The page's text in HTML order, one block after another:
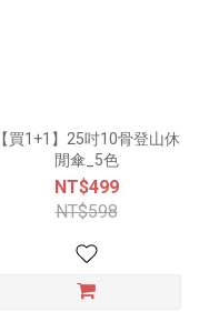
【買1+1】25吋10骨登山休
閒傘_5色
NT$499
NT$598